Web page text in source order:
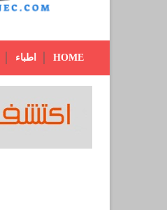
HOME اطباء